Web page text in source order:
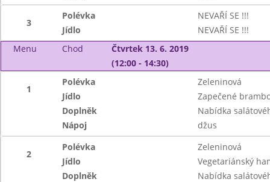
3
Polévka
NEVAŘÍ SE !!!
Jídlo
NEVAŘÍ SE !!!
Menu
Chod
Čtvrtek 13. 6. 2019
(12:00 - 14:30)
1
Polévka
Zeleninová
Jídlo
Zapečené
Doplněk
Nabídka
Nápoj
džus
2
Polévka
Zeleninová
Jídlo
Vegetariánský
Doplněk
Nabídka